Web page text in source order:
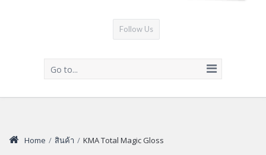
Follow Us
Go to...
Home / สินค้า / KMA Total Magic Gloss